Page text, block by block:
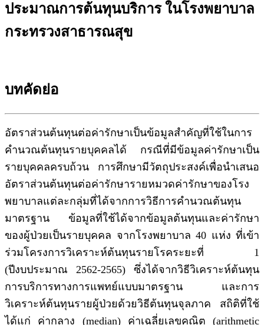
ประมาณการต้นทุนบริการ ในโรงพยาบาล
กระทรวงสาธารณสุข
บทคัดย่อ
อัตราส่วนต้นทุนต่อค่ารักษาเป็นข้อมูลสำคัญที่ใช้ในการ
คำนวณต้นทุนรายบุคคลได้ กรณีที่มีข้อมูลค่ารักษาเป็น
รายบุคคลครบถ้วน การศึกษามีวัตถุประสงค์เพื่อนำเสนอ
อัตราส่วนต้นทุนต่อค่ารักษารายหมวดค่ารักษาของโรง
พยาบาลแต่ละกลุ่มที่ได้จากการวิธีการคำนวณต้นทุน
มาตรฐาน ข้อมูลที่ใช้ได้จากข้อมูลต้นทุนและค่ารักษา
ของผู้ป่วยเป็นรายบุคคล จากโรงพยาบาล 40 แห่ง ที่เข้า
ร่วมโครงการวิเคราะห์ต้นทุนรายโรคระยะที่ 1
(ปีงบประมาณ 2562-2565) ซึ่งได้จากวิธีวิเคราะห์ต้นทุน
การบริการทางการแพทย์แบบมาตรฐาน และการ
วิเคราะห์ต้นทุนรายผู้ป่วยด้วยวิธีต้นทุนจุลภาค สถิติที่ใช้
ได้แก่ ค่ากลาง (median) ค่าเฉลี่ยเลขคณิต (arithmetic